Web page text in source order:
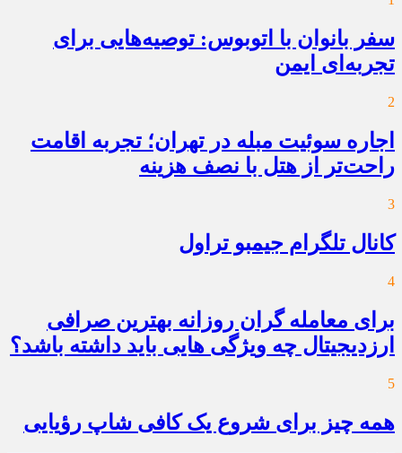
سفر بانوان با اتوبوس: توصیه‌هایی برای
تجربه‌ای ایمن
2
اجاره سوئیت مبله در تهران؛ تجربه اقامت
راحت‌تر از هتل با نصف هزینه
3
کانال تلگرام جیمبو تراول
4
برای معامله گران روزانه بهترین صرافی
ارزدیجیتال چه ویژگی هایی باید داشته باشد؟
5
همه چیز برای شروع یک کافی شاپ رؤیایی